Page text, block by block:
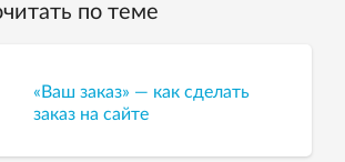
по теме
«Ваш заказ» — как сделать
заказ на сайте